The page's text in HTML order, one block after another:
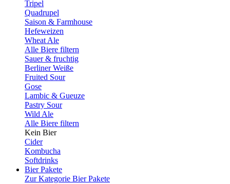
Tripel
Quadrupel
Saison & Farmhouse
Hefeweizen
Wheat Ale
Alle Biere filtern
Sauer & fruchtig
Berliner Weiße
Fruited Sour
Gose
Lambic & Gueuze
Pastry Sour
Wild Ale
Alle Biere filtern
Kein Bier
Cider
Kombucha
Softdrinks
Bier Pakete
Zur Kategorie Bier Pakete